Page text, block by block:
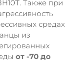
Также при
средах
из
от -70 до